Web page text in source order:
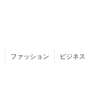
ファッション ビジネス